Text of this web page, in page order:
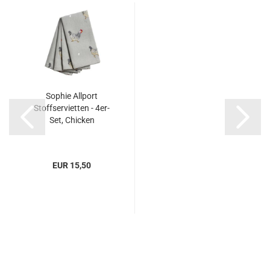
Sophie Allport
Stoffservietten - 4er-
Set, Chicken
EUR 15,50